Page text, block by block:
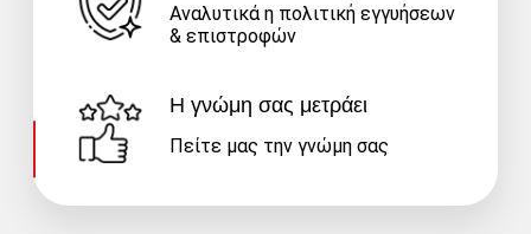
Αναλυτικά η πολιτική εγγυήσεων
& επιστροφών
Η γνώμη σας μετράει
Πείτε μας την γνώμη σας